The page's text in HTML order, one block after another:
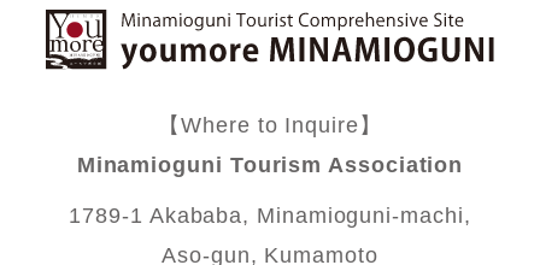
【Where to Inquire】
Minamioguni Tourism Association
1789-1 Akababa, Minamioguni-machi,
Aso-gun, Kumamoto